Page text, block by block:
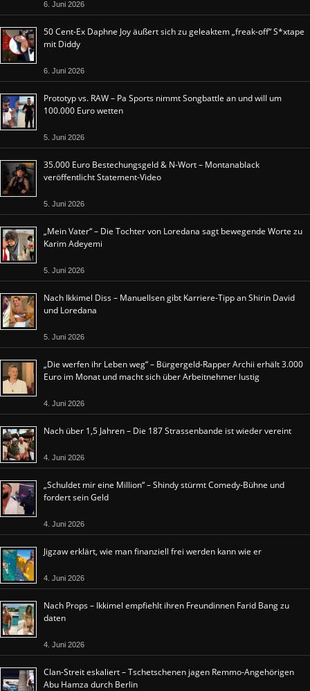
6. Juni 2026
50 Cent-Ex Daphne Joy äußert sich zu geleaktem „freak-off“ S*xtape
mit Diddy
6. Juni 2026
Prototyp vs. RAW – Pa Sports nimmt Songbattle an und will um
100.000 Euro wetten
5. Juni 2026
35.000 Euro Bestechungsgeld & N-Wort – Montanablack
veröffentlicht Statement-Video
5. Juni 2026
„Mein Vater“ – Die Tochter von Loredana sagt bewegende Worte zu
Karim Adeyemi
5. Juni 2026
Nach Ikkimel Diss – Manuellsen gibt Karriere-Tipp an Shirin David
und Loredana
5. Juni 2026
„Die werfen ihr Leben weg“ – Bürgergeld-Rapper Archii erhält 3.000
Euro im Monat und macht sich über Arbeitnehmer lustig
4. Juni 2026
Nach über 1,5 Jahren – Die 187 Strassenbande ist wieder vereint
4. Juni 2026
„Schuldet mir eine Million“ – Shindy stürmt Comedy-Bühne und
fordert sein Geld
4. Juni 2026
Jigzaw erklärt, wie man finanziell frei werden kann wie er
4. Juni 2026
Nach Props – Ikkimel empfiehlt ihren Freundinnen Farid Bang zu
daten
4. Juni 2026
Clan-Streit eskaliert – Tschetschenen jagen Remmo-Angehörigen
Abu Hamza durch Berlin